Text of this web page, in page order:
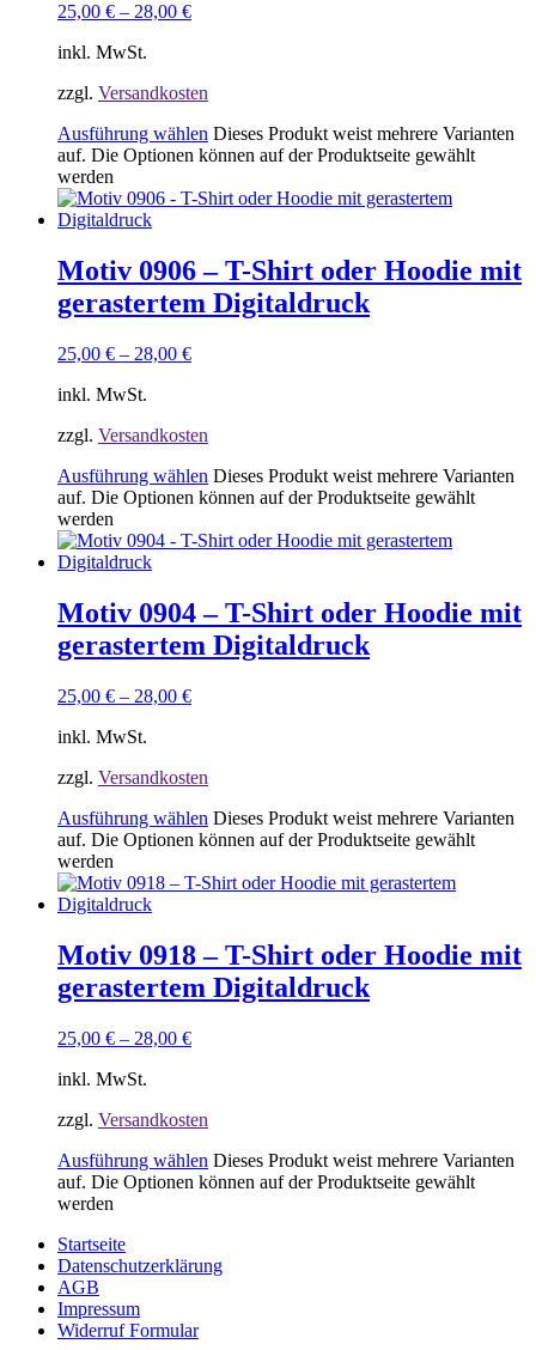
25,00 € – 28,00 €
inkl. MwSt.
zzgl. Versandkosten
Ausführung wählen Dieses Produkt weist mehrere Varianten
auf. Die Optionen können auf der Produktseite gewählt
werden
Motiv 0906 – T-Shirt oder Hoodie mit
gerastertem Digitaldruck
25,00 € – 28,00 €
inkl. MwSt.
zzgl. Versandkosten
Ausführung wählen Dieses Produkt weist mehrere Varianten
auf. Die Optionen können auf der Produktseite gewählt
werden
Motiv 0904 – T-Shirt oder Hoodie mit
gerastertem Digitaldruck
25,00 € – 28,00 €
inkl. MwSt.
zzgl. Versandkosten
Ausführung wählen Dieses Produkt weist mehrere Varianten
auf. Die Optionen können auf der Produktseite gewählt
werden
Motiv 0918 – T-Shirt oder Hoodie mit
gerastertem Digitaldruck
25,00 € – 28,00 €
inkl. MwSt.
zzgl. Versandkosten
Ausführung wählen Dieses Produkt weist mehrere Varianten
auf. Die Optionen können auf der Produktseite gewählt
werden
Startseite
Datenschutzerklärung
AGB
Impressum
Widerruf Formular